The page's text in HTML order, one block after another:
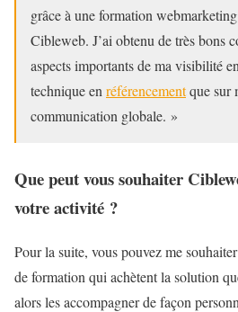
grâce à une formation
Cibleweb. J’ai obtenu de très bons
aspects importants de ma visibilité
technique en référencementque sur
communication globale. »
Que peut vous souhaiter
votre activité ?
Pour la suite, vous pouvez me
de formation qui achètent la solution
alors les accompagner de façon